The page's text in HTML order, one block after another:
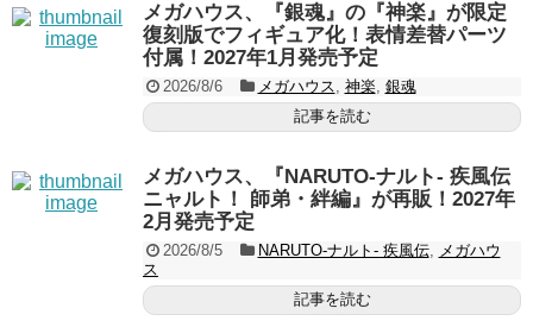
メガハウス、『銀魂』の『神楽』が限定
復刻版でフィギュア化！表情差替パーツ
付属！2027年1月発売予定
2026/8/6 メガハウス, 神楽, 銀魂
記事を読む
メガハウス、『NARUTO-ナルト- 疾風伝
ニャルト！ 師弟・絆編』が再販！2027年
2月発売予定
2026/8/5 NARUTO-ナルト- 疾風伝, メガハウ
ス
記事を読む